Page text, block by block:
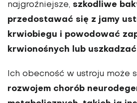
najgroźniejsze, szkodliwe
przedostawać się z jamy
krwiobiegu i powodować
krwionośnych lub
Ich obecność w ustroju może
rozwojem chorób